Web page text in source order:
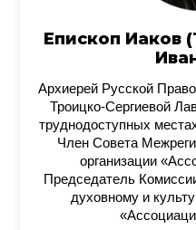
Епископ Иаков
Архиерей Русской
Троицко-Сергиевой
труднодоступных
Член Совета
организации
Председатель
духовному и